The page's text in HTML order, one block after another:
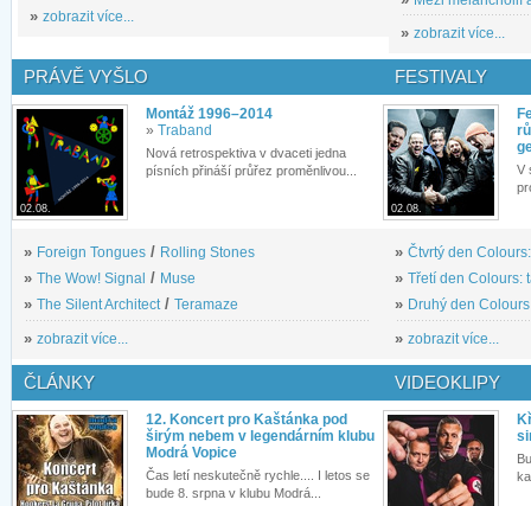
» zobrazit více...
» zobrazit více...
PRÁVĚ VYŠLO
02.08.
Montáž 1996–2014
» Traband
Nová retrospektiva v dvaceti jedna
písních přináší průřez proměnlivou...
» Foreign Tongues / Rolling Stones
» The Wow! Signal / Muse
» The Silent Architect/ Teramaze
» zobrazit více...
FESTIVALY
02.08.
V
» Čtvrtý den
» Třetí den Colours:
» Druhý den
» zobrazit více...
ČLÁNKY
12. Koncert pro Kaštánka pod
širým nebem v legendárním klubu
Modrá Vopice
Čas letí neskutečně rychle.... I letos se
bude 8. srpna v klubu Modrá...
VIDEOKLIPY